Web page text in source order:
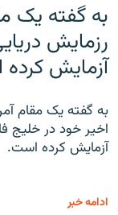
به گفته یک
رزمایش
آزمایش
به گفته یک مقام
اخیر خود در خلیج
آزمایش کرده است.
ادامه خبر